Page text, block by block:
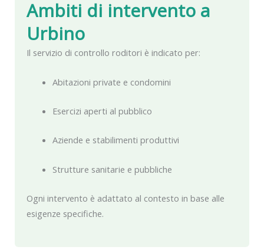
Ambiti di intervento a
Urbino
Il servizio di controllo roditori è indicato per:
Abitazioni private e condomini
Esercizi aperti al pubblico
Aziende e stabilimenti produttivi
Strutture sanitarie e pubbliche
Ogni intervento è adattato al contesto in base alle
esigenze specifiche.